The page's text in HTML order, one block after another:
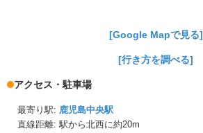
[Google Mapで見る]
[行き方を調べる]
アクセス・駐車場
最寄り駅: 鹿児島中央駅
直線距離: 駅から北西に約20m